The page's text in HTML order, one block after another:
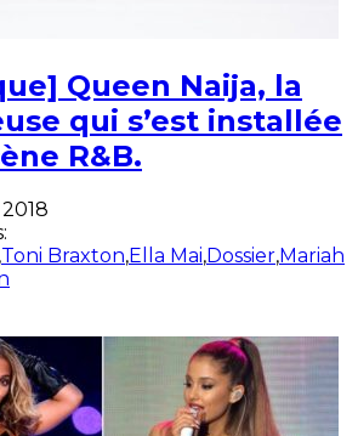
Queen Naija, la
qui s’est installée
R&B.
Toni Braxton,Ella Mai,Dossier,Mariah